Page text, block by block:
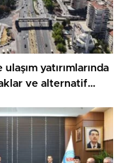
ulaşım yatırımlarında
ve alternatif